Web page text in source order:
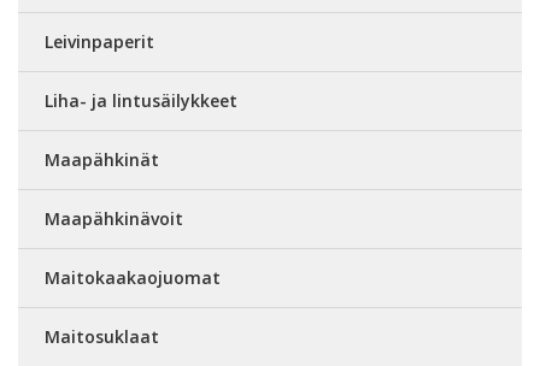
Leivinpaperit
Liha- ja lintusäilykkeet
Maapähkinät
Maapähkinävoit
Maitokaakaojuomat
Maitosuklaat